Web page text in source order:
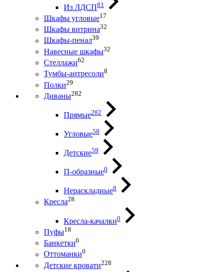
Из ЛДСП81
Шкафы угловые17
Шкафы витрина32
Шкафы-пенал39
Навесные шкафы32
Стеллажи62
Тумбы-антресоли8
Полки29
Диваны282
Прямые282
Угловые58
Детские59
П-образные0
Нераскладные8
Кресла28
Кресла-качалки0
Пуфы18
Банкетки0
Оттоманки0
Детские кровати228